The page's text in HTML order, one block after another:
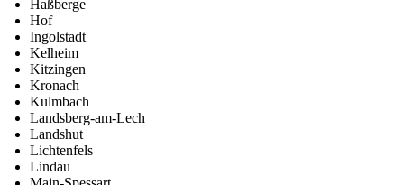
Haßberge
Hof
Ingolstadt
Kelheim
Kitzingen
Kronach
Kulmbach
Landsberg-am-Lech
Landshut
Lichtenfels
Lindau